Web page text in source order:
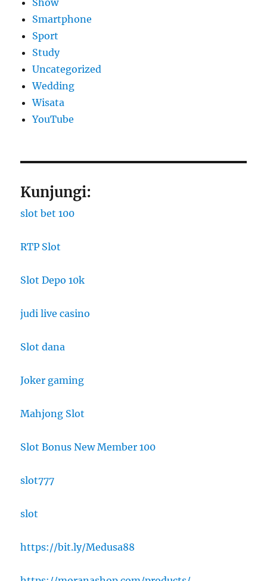
Show
Smartphone
Sport
Study
Uncategorized
Wedding
Wisata
YouTube
Kunjungi:
slot bet 100
RTP Slot
Slot Depo 10k
judi live casino
Slot dana
Joker gaming
Mahjong Slot
Slot Bonus New Member 100
slot777
slot
https://bit.ly/Medusa88